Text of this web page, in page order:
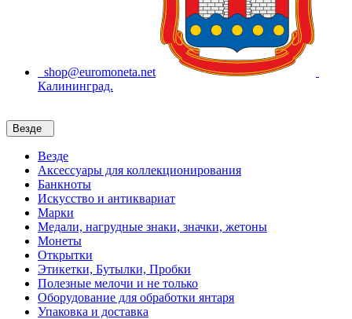
shop@euromoneta.net
Калининград.
Везде
Везде
Аксессуары для коллекционирования
Банкноты
Искусство и антиквариат
Марки
Медали, нагрудные знаки, значки, жетоны
Монеты
Открытки
Этикетки, Бутылки, Пробки
Полезные мелочи и не только
Оборудование для обработки янтаря
Упаковка и доставка